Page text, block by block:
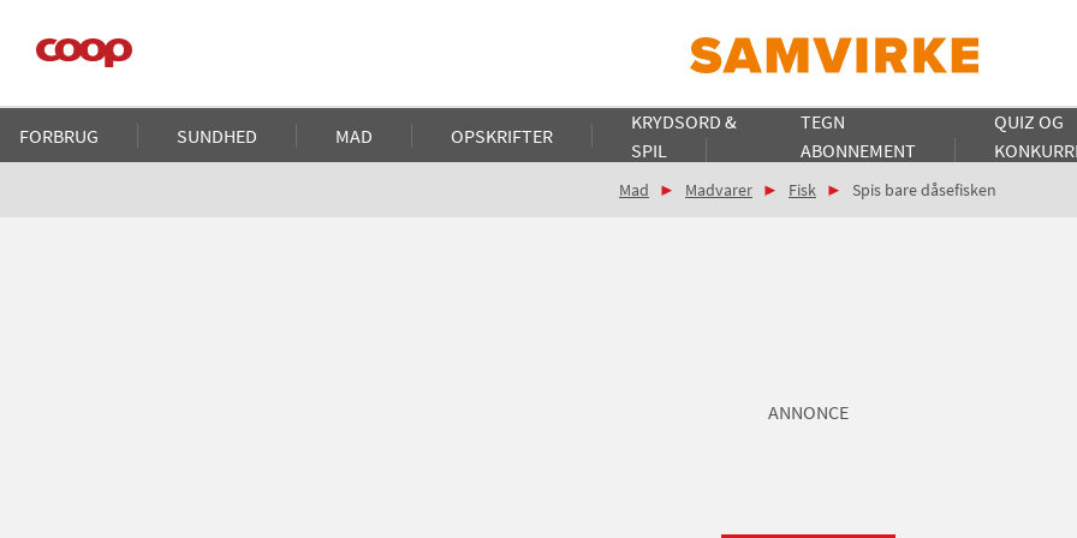
hovedindhold
Main
navigation
FORBRUG SUNDHED MAD OPSKRIFTER
KRYDSORD &
SPIL
TEGN
ABONNEMENT
QUIZ OG
Brødkrumme
Mad Madvarer Fisk Spis bare dåsefisken
ANNONCE